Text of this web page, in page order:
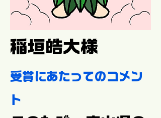
稲垣皓大様
受賞にあたってのコメン
ト